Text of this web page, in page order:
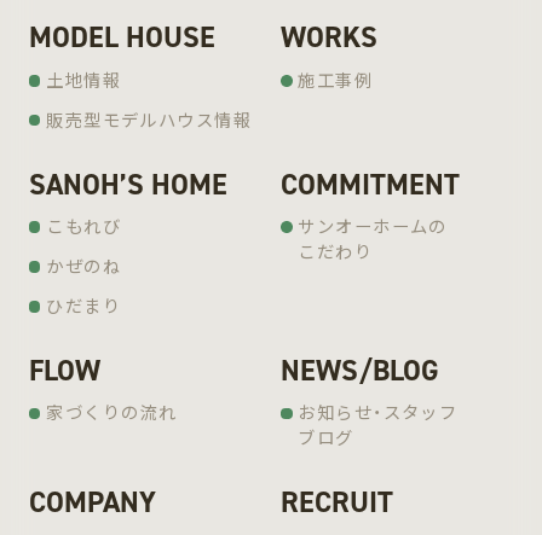
MODEL HOUSE
土地情報
販売型モデルハウス情報
WORKS
施工事例
SANOH’S HOME
こもれび
かぜのね
ひだまり
COMMITMENT
サンオーホームの
こだわり
FLOW
家づくりの流れ
NEWS/BLOG
お知らせ・スタッフ
ブログ
COMPANY RECRUIT